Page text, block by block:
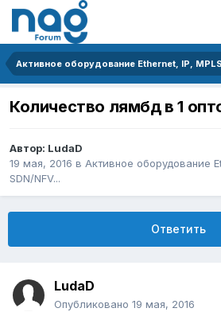
Количество лямбд в 1
Автор: LudaD
19 мая, 2016 в Активное оборудование
SDN/NFV...
Ответить
LudaD
Опубликовано 19 мая, 2016